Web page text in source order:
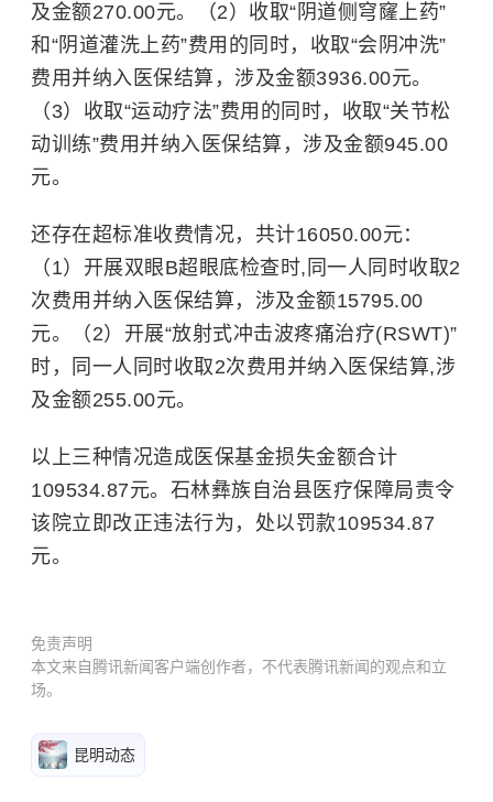
及金额270.00元。（2）收取“阴道侧穹窿上药”
和“阴道灌洗上药”费用的同时，收取“会阴冲洗”
费用并纳入医保结算，涉及金额3936.00元。
（3）收取“运动疗法”费用的同时，收取“关节松
动训练”费用并纳入医保结算，涉及金额945.00
元。
还存在超标准收费情况，共计16050.00元：
（1）开展双眼B超眼底检查时,同一人同时收取2
次费用并纳入医保结算，涉及金额15795.00
元。（2）开展“放射式冲击波疼痛治疗(RSWT)”
时，同一人同时收取2次费用并纳入医保结算,涉
及金额255.00元。
以上三种情况造成医保基金损失金额合计
109534.87元。石林彝族自治县医疗保障局责令
该院立即改正违法行为，处以罚款109534.87
元。
免责声明
本文来自腾讯新闻客户端创作者，不代表腾讯新闻的观点和立
场。
昆明动态